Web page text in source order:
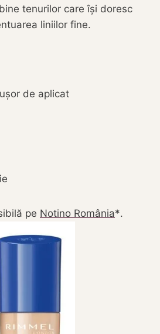
tenurilor care își doresc
liniilor fine.
de aplicat
pe Notino România .